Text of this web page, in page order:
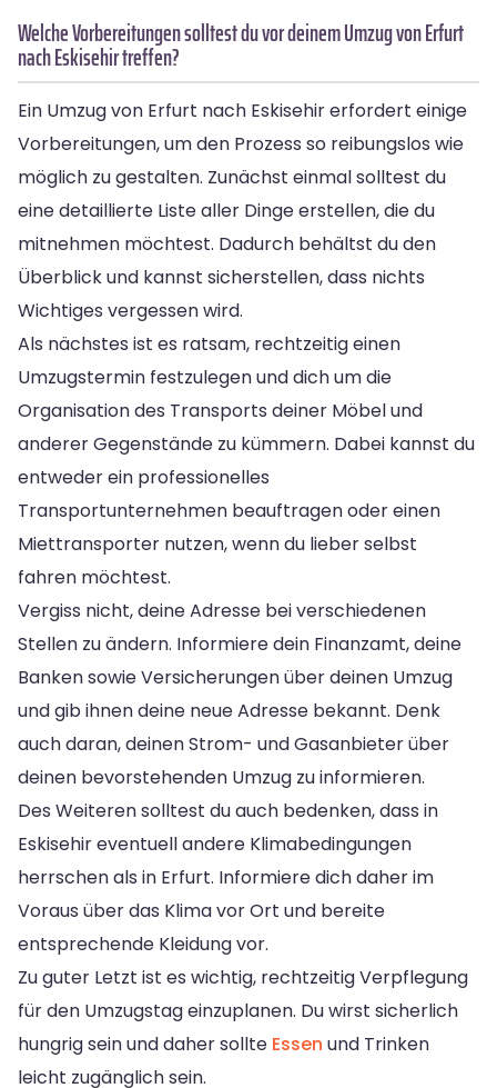
Welche Vorbereitungen solltest du vor deinem Umzug von Erfurt
nach Eskisehir treffen?
Ein Umzug von Erfurt nach Eskisehir erfordert einige
Vorbereitungen, um den Prozess so reibungslos wie
möglich zu gestalten. Zunächst einmal solltest du
eine detaillierte Liste aller Dinge erstellen, die du
mitnehmen möchtest. Dadurch behältst du den
Überblick und kannst sicherstellen, dass nichts
Wichtiges vergessen wird.
Als nächstes ist es ratsam, rechtzeitig einen
Umzugstermin festzulegen und dich um die
Organisation des Transports deiner Möbel und
anderer Gegenstände zu kümmern. Dabei kannst du
entweder ein professionelles
Transportunternehmen beauftragen oder einen
Miettransporter nutzen, wenn du lieber selbst
fahren möchtest.
Vergiss nicht, deine Adresse bei verschiedenen
Stellen zu ändern. Informiere dein Finanzamt, deine
Banken sowie Versicherungen über deinen Umzug
und gib ihnen deine neue Adresse bekannt. Denk
auch daran, deinen Strom- und Gasanbieter über
deinen bevorstehenden Umzug zu informieren.
Des Weiteren solltest du auch bedenken, dass in
Eskisehir eventuell andere Klimabedingungen
herrschen als in Erfurt. Informiere dich daher im
Voraus über das Klima vor Ort und bereite
entsprechende Kleidung vor.
Zu guter Letzt ist es wichtig, rechtzeitig Verpflegung
für den Umzugstag einzuplanen. Du wirst sicherlich
hungrig sein und daher sollte Essen und Trinken
leicht zugänglich sein.